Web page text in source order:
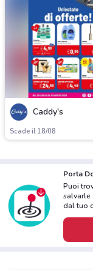
Caddy's
Scade il 18/08
Porta
Puoi
salvarle
dal tuo